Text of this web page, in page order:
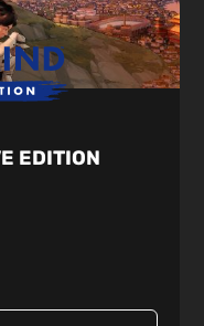
EDITION